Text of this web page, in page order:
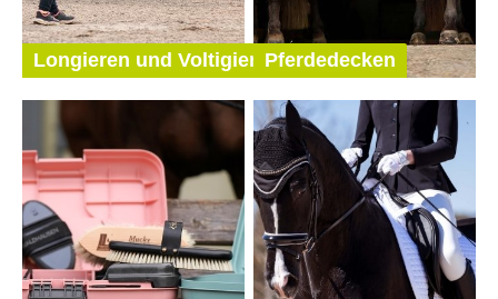
Longieren und VoltigierenPferdedecken